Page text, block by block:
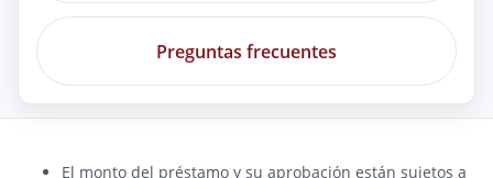
Preguntas frecuentes
El monto del préstamo y su aprobación están sujetos a